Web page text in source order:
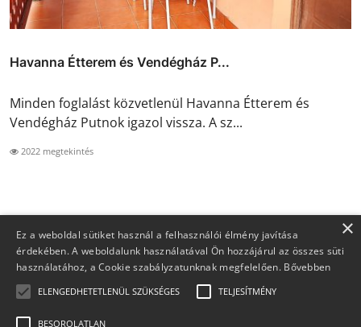
Havanna Étterem és Vendégház P...
Minden foglalást közvetlenül Havanna Étterem és
Vendégház Putnok igazol vissza. A sz...
2022 megtekintés
×
Ez a weboldal sütiket használ a felhasználói élmény javítása
érdekében. A weboldalunk használatával Ön hozzájárul az összes süti
használatához, a Cookie szabályzatunknak megfelelően. Bővebben
ELENGEDHETETLENÜL SZÜKSÉGES TELJESÍTMÉNY
BESOROLATLAN